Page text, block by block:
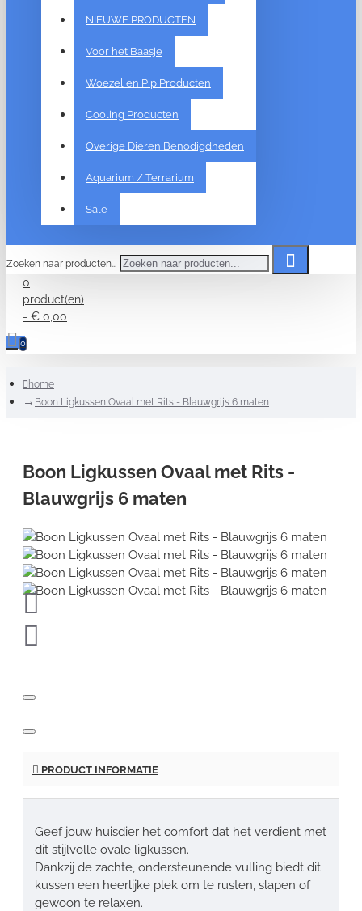
NIEUWE PRODUCTEN
Voor het Baasje
Woezel en Pip Producten
Cooling Producten
Overige Dieren Benodigdheden
Aquarium / Terrarium
Sale
Zoeken naar producten...
0
product(en)
- € 0,00
0
home
Boon Ligkussen Ovaal met Rits - Blauwgrijs 6 maten
Boon Ligkussen Ovaal met Rits -
Blauwgrijs 6 maten
PRODUCT INFORMATIE
Geef jouw huisdier het comfort dat het verdient met
dit stijlvolle ovale ligkussen.
Dankzij de zachte, ondersteunende vulling biedt dit
kussen een heerlijke plek om te rusten, slapen of
gewoon te relaxen.